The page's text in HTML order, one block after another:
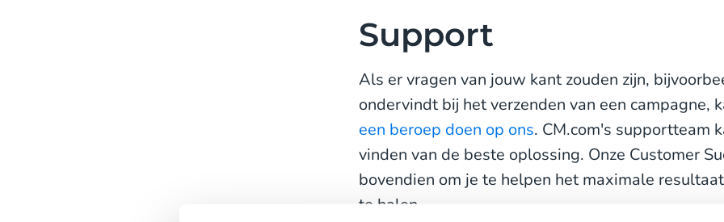
Support
Als er vragen van jouw kant zouden zijn,
ondervindt bij het verzenden van een campagne,
een beroep doen op ons. CM.com's supportteam
vinden van de beste oplossing. Onze Customer
bovendien om je te helpen het maximale
te halen.